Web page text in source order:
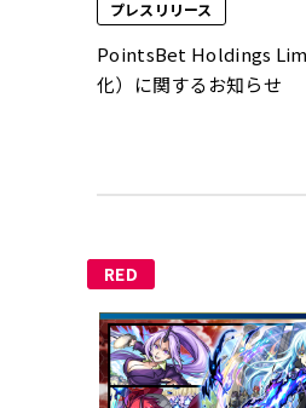
プレスリリース
PointsBet Holdings
化）に関するお知らせ
RED